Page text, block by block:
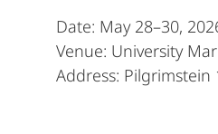
Date: May 28–30,
Venue: University
Address: Pilgrimstein